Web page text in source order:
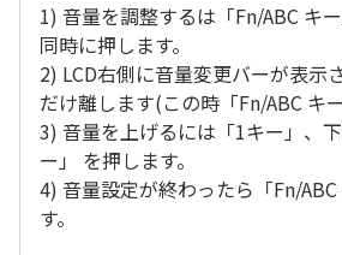
1) 音量を調整するは「Fn/ABC キ
同時に押します。
2) LCD右側に音量変更バーが表示
だけ離します(この時「Fn/ABC キ
3) 音量を上げるには「1キー」、
ー」 を押します。
4) 音量設定が終わったら「Fn/
す。